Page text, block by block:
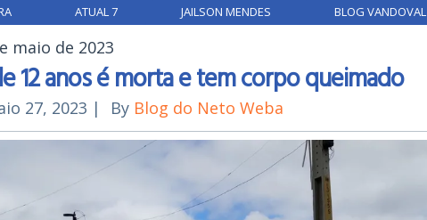
ATUAL 7 JAILSON MENDES BLOG VANDOVAL
maio de 2023
12 anos é morta e tem corpo queimado
27, 2023 | By Blog do Neto Weba